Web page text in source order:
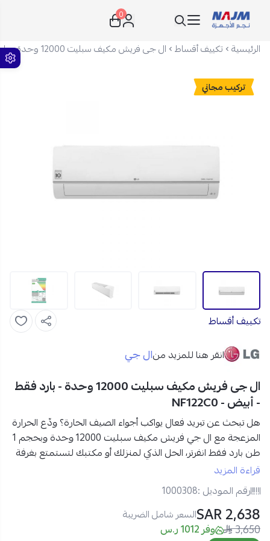
نجم الأجهزة
0
الرئيسية تكييف أقساط ال جى فريش مكيف سبليت 12000 وحدة - بارد فقط - أبيض - NF122C0
تركيب مجاني
تكييف أقساط
انقر هنا للمزيد منال جي
ال جى فريش مكيف سبليت 12000 وحدة - بارد فقط
- أبيض - NF122C0
هل تبحث عن تبريد فعال يواكب أجواء الصيف الحارة؟ ودّع الحرارة
المزعجة مع
ال جي فريش مكيف سبليت 12000 وحدة وبحجم 1
طن بارد فقط انفرتر،الحل الذكي لمنزلك أو مكتبك لتستمتع بغرفة
باردة بسرعة مع توفير كبير في استهلاك الكهرباء.
السعودية:
العلامة التجارية:ال جي
قراءة المزيد
رقم الموديل :1000308
2,638 SAR السعر شامل الضريبة
3,650 وفر 1012 ر.س